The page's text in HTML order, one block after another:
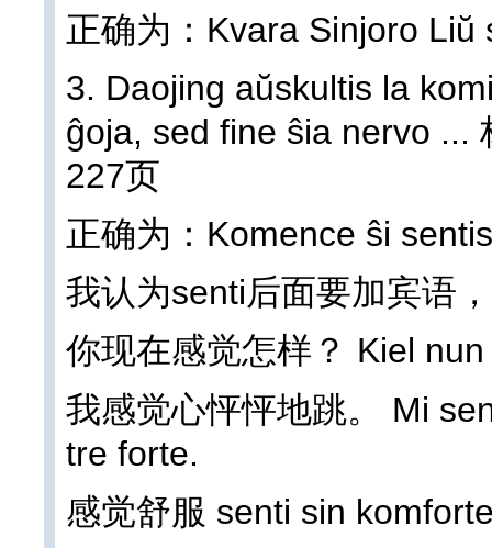
正确为：Kvara Sinjoro
3. Daojing aŭskultis la
ĝoja, sed fine ŝia nervo ...
227页
正确为：Komence ŝi
我认为senti后面要加宾语
你现在感觉怎样？ Kiel
我感觉心怦怦地跳。 Mi
tre forte.
感觉舒服 senti sin